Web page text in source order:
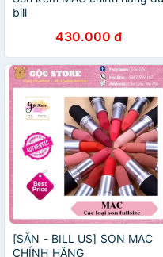
bill
430.000 đ
[SẴN - BILL US] SON MAC
CHÍNH HÃNG